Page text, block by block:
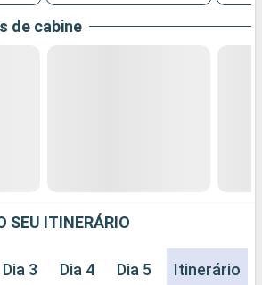
de cabine
SEU ITINERÁRIO
Dia 3 Dia 4 Dia 5 Dia 6 Dia
Itinerário